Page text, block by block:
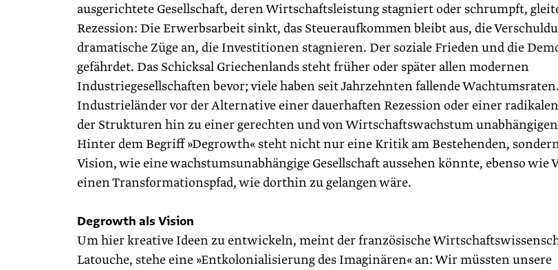
ausgerichtete Gesellschaft, deren Wirtschaftsleistung stagniert oder schrumpft,
Rezession: Die Erwerbsarbeit sinkt, das Steueraufkommen bleibt aus, die
dramatische Züge an, die Investitionen stagnieren. Der soziale Frieden und die
gefährdet. Das Schicksal Griechenlands steht früher oder später allen modernen
Industriegesellschaften bevor; viele haben seit Jahrzehnten fallende
Industrieländer vor der Alternative einer dauerhaften Rezession oder einer
der Strukturen hin zu einer gerechten und von Wirtschaftswachstum unabhängigen
Hinter dem Begriff »Degrowth« steht nicht nur eine Kritik am Bestehenden,
Vision, wie eine wachstums­unabhängige Gesellschaft aussehen könnte, ebenso wie
einen Transformationspfad, wie dorthin zu gelangen wäre.
Degrowth als Vision
Um hier kreative Ideen zu entwickeln, meint der französische
Latouche, stehe eine »Entkolonialisierung des Imaginären« an: Wir müssten unsere